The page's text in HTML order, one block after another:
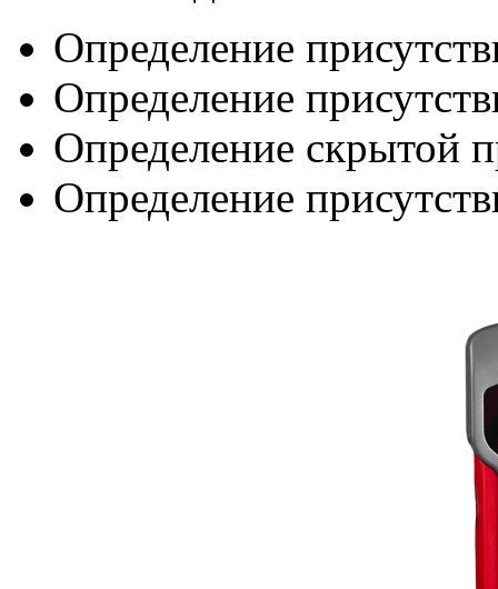
Определение
Определение
Определение скрытой
Определение